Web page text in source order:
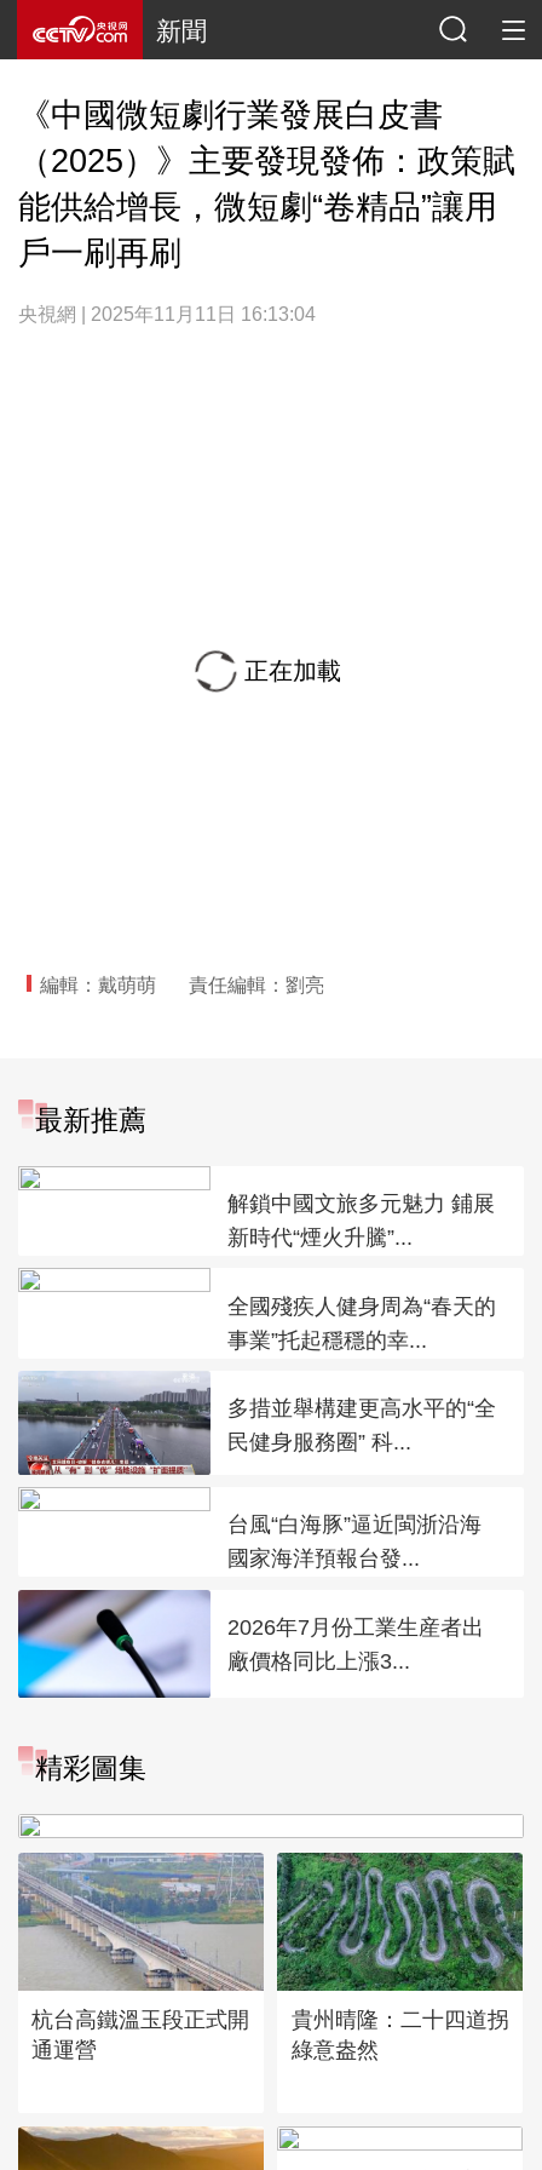
新聞
《中國微短劇行業發展白皮書
（2025）》主要發現發佈：政策賦
能供給增長，微短劇“卷精品”讓用
戶一刷再刷
央視網 | 2025年11月11日 16:13:04
正在加載
編輯：戴萌萌 責任編輯：劉亮
最新推薦
解鎖中國文旅多元魅力 鋪展
新時代“煙火升騰”...
全國殘疾人健身周為“春天的
事業”托起穩穩的幸...
多措並舉構建更高水平的“全
民健身服務圈” 科...
台風“白海豚”逼近閩浙沿海
國家海洋預報台發...
2026年7月份工業生産者出
廠價格同比上漲3...
精彩圖集
杭台高鐵溫玉段正式開
通運營
貴州晴隆：二十四道拐
綠意盎然